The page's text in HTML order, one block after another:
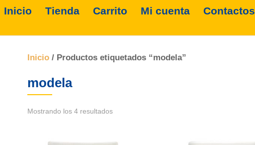
Inicio Tienda Carrito Mi cuenta Contactos
Inicio/ Productos etiquetados “modela”
modela
Mostrando los 4 resultados